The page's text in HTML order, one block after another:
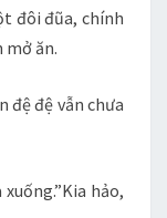
đôi đũa, chính
mở ăn.
đệ đệ vẫn chưa
hảo,